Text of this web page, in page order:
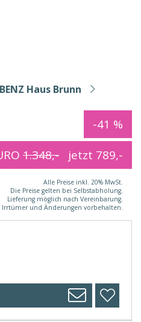
Haus Brunn
-41 %
1.348,- jetzt 789,-
Alle Preise inkl. 20% MwSt.
Die Preise gelten bei Selbstabholung.
Lieferung möglich nach Vereinbarung.
Irrtümer und Änderungen vorbehalten.